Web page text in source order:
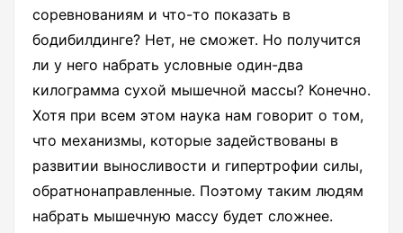
соревнованиям и что-то показать в
бодибилдинге? Нет, не сможет. Но получится
ли у него набрать условные один-два
килограмма сухой мышечной массы? Конечно.
Хотя при всем этом наука нам говорит о том,
что механизмы, которые задействованы в
развитии выносливости и гипертрофии силы,
обратнонаправленные. Поэтому таким людям
набрать мышечную массу будет сложнее.